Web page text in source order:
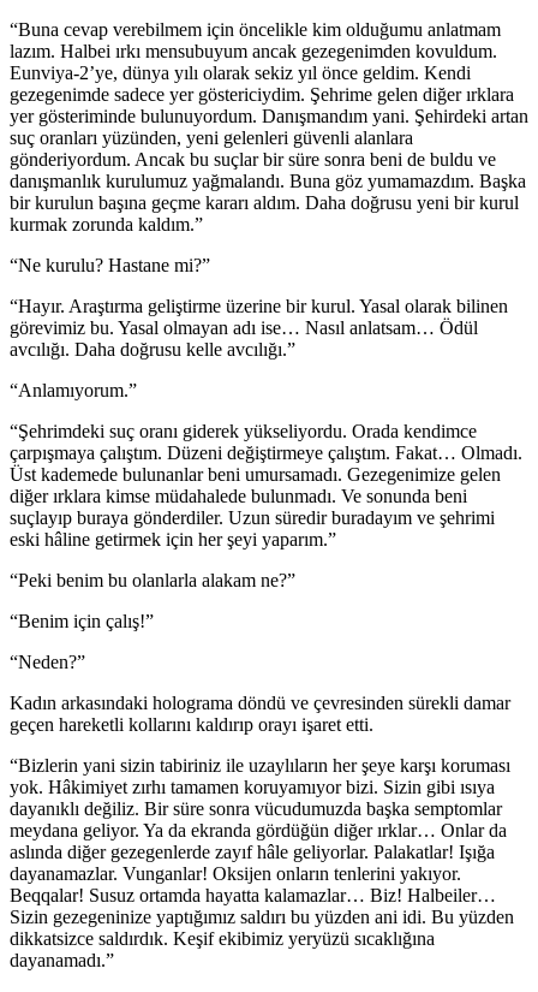
“Buna cevap verebilmem için öncelikle kim olduğumu anlatmam
lazım. Halbei ırkı mensubuyum ancak gezegenimden kovuldum.
Eunviya-2’ye, dünya yılı olarak sekiz yıl önce geldim. Kendi
gezegenimde sadece yer göstericiydim. Şehrime gelen diğer ırklara
yer gösteriminde bulunuyordum. Danışmandım yani. Şehirdeki artan
suç oranları yüzünden, yeni gelenleri güvenli alanlara
gönderiyordum. Ancak bu suçlar bir süre sonra beni de buldu ve
danışmanlık kurulumuz yağmalandı. Buna göz yumamazdım. Başka
bir kurulun başına geçme kararı aldım. Daha doğrusu yeni bir kurul
kurmak zorunda kaldım.”
“Ne kurulu? Hastane mi?”
“Hayır. Araştırma geliştirme üzerine bir kurul. Yasal olarak bilinen
görevimiz bu. Yasal olmayan adı ise… Nasıl anlatsam… Ödül
avcılığı. Daha doğrusu kelle avcılığı.”
“Anlamıyorum.”
“Şehrimdeki suç oranı giderek yükseliyordu. Orada kendimce
çarpışmaya çalıştım. Düzeni değiştirmeye çalıştım. Fakat… Olmadı.
Üst kademede bulunanlar beni umursamadı. Gezegenimize gelen
diğer ırklara kimse müdahalede bulunmadı. Ve sonunda beni
suçlayıp buraya gönderdiler. Uzun süredir buradayım ve şehrimi
eski hâline getirmek için her şeyi yaparım.”
“Peki benim bu olanlarla alakam ne?”
“Benim için çalış!”
“Neden?”
Kadın arkasındaki holograma döndü ve çevresinden sürekli damar
geçen hareketli kollarını kaldırıp orayı işaret etti.
“Bizlerin yani sizin tabiriniz ile uzaylıların her şeye karşı koruması
yok. Hâkimiyet zırhı tamamen koruyamıyor bizi. Sizin gibi ısıya
dayanıklı değiliz. Bir süre sonra vücudumuzda başka semptomlar
meydana geliyor. Ya da ekranda gördüğün diğer ırklar… Onlar da
aslında diğer gezegenlerde zayıf hâle geliyorlar. Palakatlar! Işığa
dayanamazlar. Vunganlar! Oksijen onların tenlerini yakıyor.
Beqqalar! Susuz ortamda hayatta kalamazlar… Biz! Halbeiler…
Sizin gezegeninize yaptığımız saldırı bu yüzden ani idi. Bu yüzden
dikkatsizce saldırdık. Keşif ekibimiz yeryüzü sıcaklığına
dayanamadı.”